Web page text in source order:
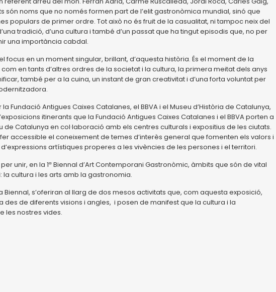
són noms que no només formen part de l’elit gastronòmica mundial, sinó que
populars de primer ordre. Tot això no és fruit de la casualitat, ni tampoc neix del
tradició, d’una cultura i també d’un passat que ha tingut episodis que, no per
una importància cabdal.
focus en un moment singular, brillant, d’aquesta història. És el moment de la
en tants d’altres ordres de la societat i la cultura, la primera meitat dels anys
també per a la cuina, un instant de gran creativitat i d’una forta voluntat per
Fundació Antigues Caixes Catalanes, el BBVA i el Museu d’Història de Catalunya,
itinerants que la Fundació Antigues Caixes Catalanes i el BBVA porten a
de Catalunya en col·laboració amb els centres culturals i expositius de les ciutats.
accessible el coneixement de temes d’interès general que fomenten els valors i
artístiques properes a les vivències de les persones i el territori.
unir, en la 1ª Biennal d’Art Contemporani Gastronòmic, àmbits que són de vital
cultura i les arts amb la gastronomia.
Biennal, s’oferiran al llarg de dos mesos activitats que, com aquesta exposició,
des de diferents visions i angles, i posen de manifest que la cultura i la
les nostres vides.